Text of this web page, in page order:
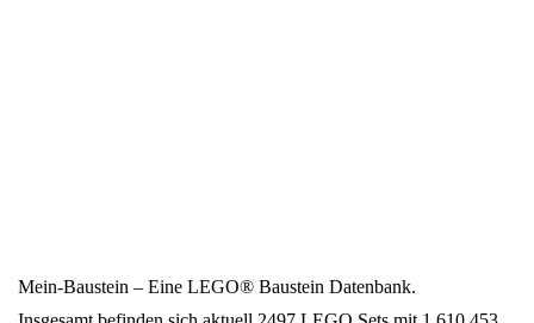
Mein-Baustein – Eine LEGO® Baustein Datenbank.